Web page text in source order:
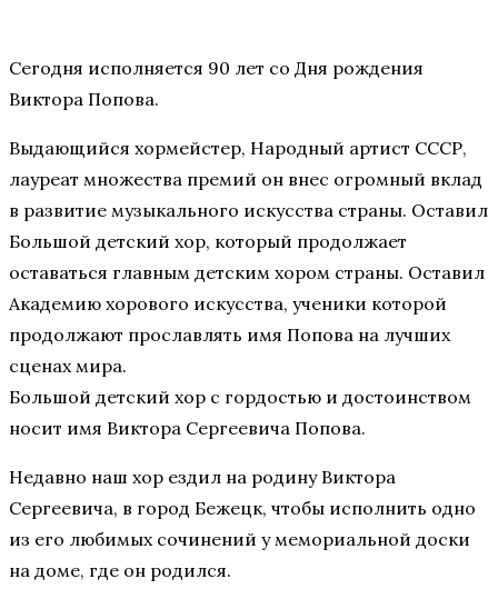
Сегодня исполняется 90 лет со Дня рождения
Виктора Попова.
Выдающийся хормейстер, Народный артист СССР,
лауреат множества премий он внес огромный вклад
в развитие музыкального искусства страны. Оставил
Большой детский хор, который продолжает
оставаться главным детским хором страны. Оставил
Академию хорового искусства, ученики которой
продолжают прославлять имя Попова на лучших
сценах мира.
Большой детский хор с гордостью и достоинством
носит имя Виктора Сергеевича Попова.
Недавно наш хор ездил на родину Виктора
Сергеевича, в город Бежецк, чтобы исполнить одно
из его любимых сочинений у мемориальной доски
на доме, где он родился.